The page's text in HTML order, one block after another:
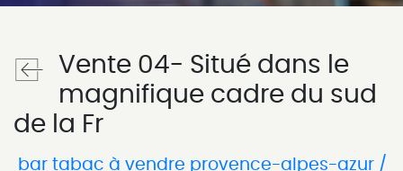
Vente 04- Situé dans le
magnifique cadre du sud
de la Fr
bar tabac à vendre provence-alpes-azur /